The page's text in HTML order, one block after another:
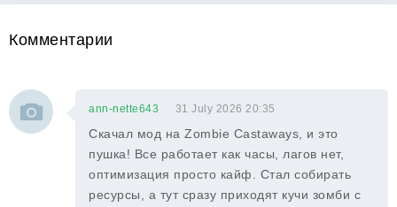
Комментарии
ann-nette643 31 July 2026 20:35
Скачал мод на Zombie Castaways, и это
пушка! Все работает как часы, лагов нет,
оптимизация просто кайф. Стал собирать
ресурсы, а тут сразу приходят кучи зомби с